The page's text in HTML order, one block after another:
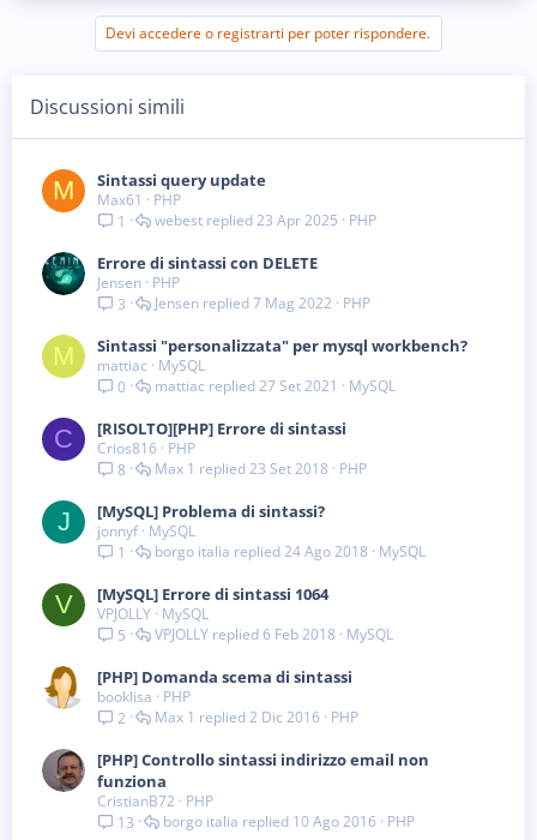
Devi accedere o registrarti per poter rispondere.
Discussioni simili
M Sintassi query update
Max61
PHP
1
PHP
23 Apr 2025
webest
Errore di sintassi con DELETE
Jensen PHP
3
PHP
7 Mag 2022
Jensen
M Sintassi "personalizzata" per mysql workbench?
mattiac
MySQL
0
MySQL
27 Set 2021
mattiac
C [RISOLTO][PHP] Errore di sintassi
Crios816
PHP
8
PHP
23 Set 2018
Max 1
J [MySQL] Problema di sintassi?
jonnyf MySQL
1
MySQL
24 Ago 2018
borgo italia
V [MySQL] Errore di sintassi 1064
VPJOLLY MySQL
5
MySQL
6 Feb 2018
VPJOLLY
[PHP] Domanda scema di sintassi
booklisa
PHP
2
PHP
2 Dic 2016
Max 1
[PHP] Controllo sintassi indirizzo email non
funziona
CristianB72
PHP
13
PHP
10 Ago 2016
borgo italia